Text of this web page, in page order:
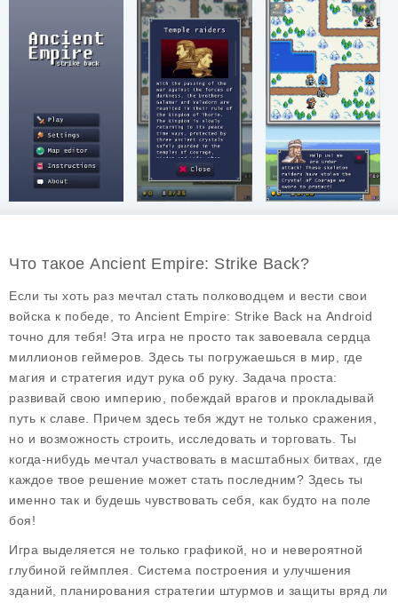
Что такое Ancient Empire: Strike Back?
Если ты хоть раз мечтал стать полководцем и вести свои
войска к победе, то Ancient Empire: Strike Back на Android
точно для тебя! Эта игра не просто так завоевала сердца
миллионов геймеров. Здесь ты погружаешься в мир, где
магия и стратегия идут рука об руку. Задача проста:
развивай свою империю, побеждай врагов и прокладывай
путь к славе. Причем здесь тебя ждут не только сражения,
но и возможность строить, исследовать и торговать. Ты
когда-нибудь мечтал участвовать в масштабных битвах, где
каждое твое решение может стать последним? Здесь ты
именно так и будешь чувствовать себя, как будто на поле
боя!
Игра выделяется не только графикой, но и невероятной
глубиной геймплея. Система построения и улучшения
зданий, планирования стратегии штурмов и защиты вряд ли